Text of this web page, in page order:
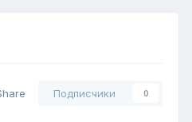
Подписчики 0